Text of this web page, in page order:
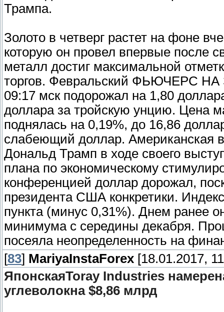
Трампа.
Золото в четверг растет на фоне
которую он провел впервые после
металл достиг максимальной
торгов. Февральский ФЬЮЧЕРС
09:17 мск подорожал на 1,80
доллара за тройскую унцию. Цена
поднялась на 0,19%, до 16,86
слабеющий доллар. Американская
Дональд Трамп в ходе своего
плана по экономическому
конференцией доллар дорожал,
президента США конкретики.
пункта (минус 0,31%). Днем ранее
минимума с середины декабря.
посеяла неопределенность на
[83] MariyaInstaForex [18.01.2017,
ЯпонскаяToray Industries
углеволокна $8,86 млрд